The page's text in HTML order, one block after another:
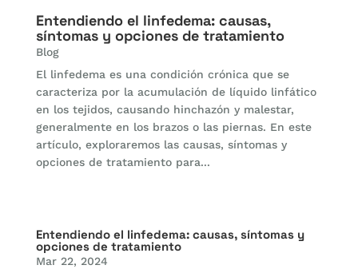
Entendiendo el linfedema: causas,
síntomas y opciones de tratamiento
Blog
El linfedema es una condición crónica que se
caracteriza por la acumulación de líquido linfático
en los tejidos, causando hinchazón y malestar,
generalmente en los brazos o las piernas. En este
artículo, exploraremos las causas, síntomas y
opciones de tratamiento para...
Entendiendo el linfedema: causas, síntomas y
opciones de tratamiento
Mar 22, 2024